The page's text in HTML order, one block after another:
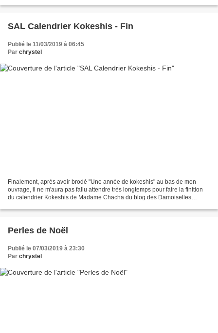
SAL Calendrier Kokeshis - Fin
Publié le 11/03/2019 à 06:45
Par chrystel
Finalement, après avoir brodé "Une année de kokeshis" au bas de mon
ouvrage, il ne m'aura pas fallu attendre très longtemps pour faire la finition
du calendrier Kokeshis de Madame Chacha du blog des Damoiselles
Perles de Noël
Publié le 07/03/2019 à 23:30
Par chrystel